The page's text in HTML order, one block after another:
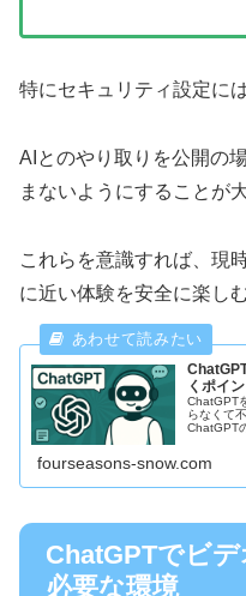
特にセキュリティ設定に
AIとのやり取りを公開の
まないようにすることが
これらを意識すれば、現
に近い体験を安全に楽し
くポイ
ChatGPT
らなくて
ChatGPT
fourseasons-snow.com
ChatGPTでビ
必要な環境